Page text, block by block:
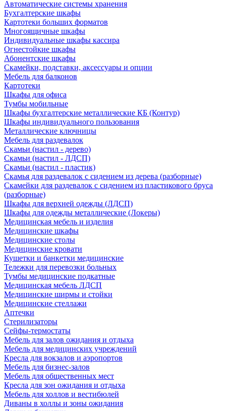
Автоматические системы хранения
Бухгалтерские шкафы
Картотеки больших форматов
Многоящичные шкафы
Индивидуальные шкафы кассира
Огнестойкие шкафы
Абонентские шкафы
Скамейки, подставки, аксессуары и опции
Мебель для балконов
Картотеки
Шкафы для офиса
Тумбы мобильные
Шкафы бухгалтерские металлические КБ (Контур)
Шкафы индивидуального пользования
Металлические ключницы
Мебель для раздевалок
Скамьи (настил - дерево)
Скамьи (настил - ЛДСП)
Скамьи (настил - пластик)
Скамья для раздевалок с сидением из дерева (разборные)
Скамейки для раздевалок с сидением из пластикового бруса
(разборные)
Шкафы для верхней одежды (ЛДСП)
Шкафы для одежды металлические (Локеры)
Медицинская мебель и изделия
Медицинские шкафы
Медицинские столы
Медицинские кровати
Кушетки и банкетки медицинские
Тележки для перевозки больных
Тумбы медицинские подкатные
Медицинская мебель ЛДСП
Медицинские ширмы и стойки
Медицинские стеллажи
Аптечки
Стерилизаторы
Сейфы-термостаты
Мебель для залов ожидания и отдыха
Мебель для медицинских учреждений
Кресла для вокзалов и аэропортов
Мебель для бизнес-залов
Мебель для общественных мест
Кресла для зон ожидания и отдыха
Мебель для холлов и вестибюлей
Диваны в холлы и зоны ожидания